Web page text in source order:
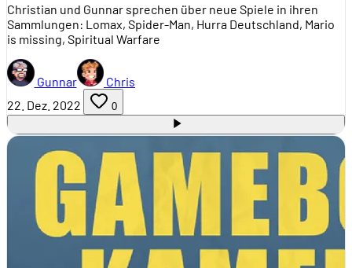
Christian und Gunnar sprechen über neue Spiele in ihren
Sammlungen: Lomax, Spider-Man, Hurra Deutschland, Mario
is missing, Spiritual Warfare
Gunnar
Chris
22. Dez. 2022
0